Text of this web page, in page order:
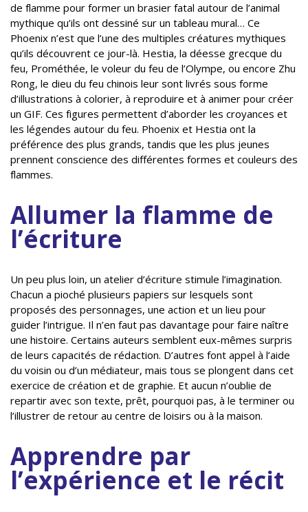
de flamme pour former un brasier fatal autour de l’animal
mythique qu’ils ont dessiné sur un tableau mural… Ce
Phoenix n’est que l’une des multiples créatures mythiques
qu’ils découvrent ce jour-là. Hestia, la déesse grecque du
feu, Prométhée, le voleur du feu de l’Olympe, ou encore Zhu
Rong, le dieu du feu chinois leur sont livrés sous forme
d’illustrations à colorier, à reproduire et à animer pour créer
un GIF. Ces figures permettent d’aborder les croyances et
les légendes autour du feu. Phoenix et Hestia ont la
préférence des plus grands, tandis que les plus jeunes
prennent conscience des différentes formes et couleurs des
flammes.
Allumer la flamme de
l’écriture
Un peu plus loin, un atelier d’écriture stimule l’imagination.
Chacun a pioché plusieurs papiers sur lesquels sont
proposés des personnages, une action et un lieu pour
guider l’intrigue. Il n’en faut pas davantage pour faire naître
une histoire. Certains auteurs semblent eux-mêmes surpris
de leurs capacités de rédaction. D’autres font appel à l’aide
du voisin ou d’un médiateur, mais tous se plongent dans cet
exercice de création et de graphie. Et aucun n’oublie de
repartir avec son texte, prêt, pourquoi pas, à le terminer ou
l’illustrer de retour au centre de loisirs ou à la maison.
Apprendre par
l’expérience et le récit